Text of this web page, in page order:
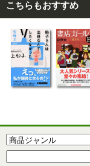
こちらもおすすめ